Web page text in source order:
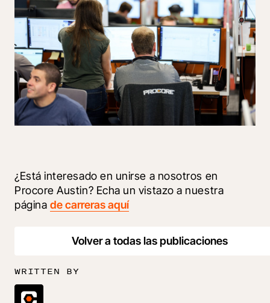
¿Está interesado en unirse a nosotros en
Procore Austin? Echa un vistazo a nuestra
página de carreras aquí
Volver a todas las publicaciones
WRITTEN BY